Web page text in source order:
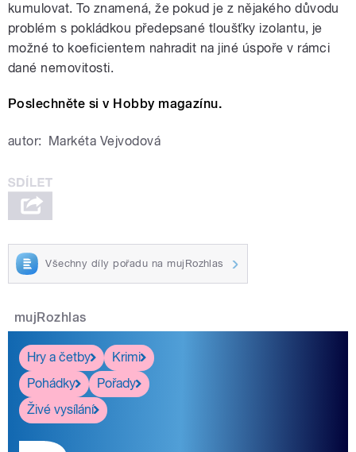
kumulovat. To znamená, že pokud je z nějakého důvodu
problém s pokládkou předepsané tloušťky izolantu, je
možné to koeficientem nahradit na jiné úspoře v rámci
dané nemovitosti.
Poslechněte si v Hobby magazínu.
autor: Markéta Vejvodová
Všechny díly pořadu na mujRozhlas
mujRozhlas
Hry a četby
Krimi
Pohádky
Pořady
Živé vysílání